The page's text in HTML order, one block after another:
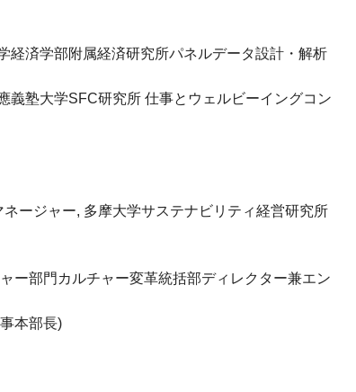
経済学部附属経済研究所パネルデータ設計・解析
義塾大学SFC研究所 仕事とウェルビーイングコン
ージャー, 多摩大学サステナビリティ経営研究所
ー部門カルチャー変革統括部ディレクター兼エン
本部長)